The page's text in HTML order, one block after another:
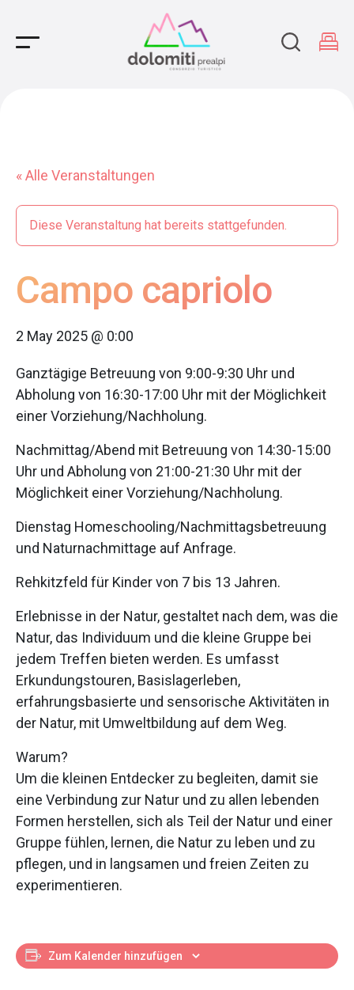
Main Navigation
« Alle Veranstaltungen
Diese Veranstaltung hat bereits stattgefunden.
Campo capriolo
2 May 2025 @ 0:00
Ganztägige Betreuung von 9:00-9:30 Uhr und
Abholung von 16:30-17:00 Uhr mit der Möglichkeit
einer Vorziehung/Nachholung.
Nachmittag/Abend mit Betreuung von 14:30-15:00
Uhr und Abholung von 21:00-21:30 Uhr mit der
Möglichkeit einer Vorziehung/Nachholung.
Dienstag Homeschooling/Nachmittagsbetreuung
und Naturnachmittage auf Anfrage.
Rehkitzfeld für Kinder von 7 bis 13 Jahren.
Erlebnisse in der Natur, gestaltet nach dem, was die
Natur, das Individuum und die kleine Gruppe bei
jedem Treffen bieten werden. Es umfasst
Erkundungstouren, Basislagerleben,
erfahrungsbasierte und sensorische Aktivitäten in
der Natur, mit Umweltbildung auf dem Weg.
Warum?
Um die kleinen Entdecker zu begleiten, damit sie
eine Verbindung zur Natur und zu allen lebenden
Formen herstellen, sich als Teil der Natur und einer
Gruppe fühlen, lernen, die Natur zu leben und zu
pflegen, und in langsamen und freien Zeiten zu
experimentieren.
Zum Kalender hinzufügen